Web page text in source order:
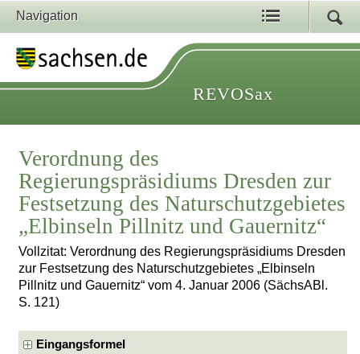
Navigation
REVOSax
Verordnung des
Regierungspräsidiums Dresden zur
Festsetzung des Naturschutzgebietes
„Elbinseln Pillnitz und Gauernitz“
Vollzitat: Verordnung des Regierungspräsidiums Dresden
zur Festsetzung des Naturschutzgebietes „Elbinseln
Pillnitz und Gauernitz“ vom 4. Januar 2006 (SächsABl.
S. 121)
Eingangsformel